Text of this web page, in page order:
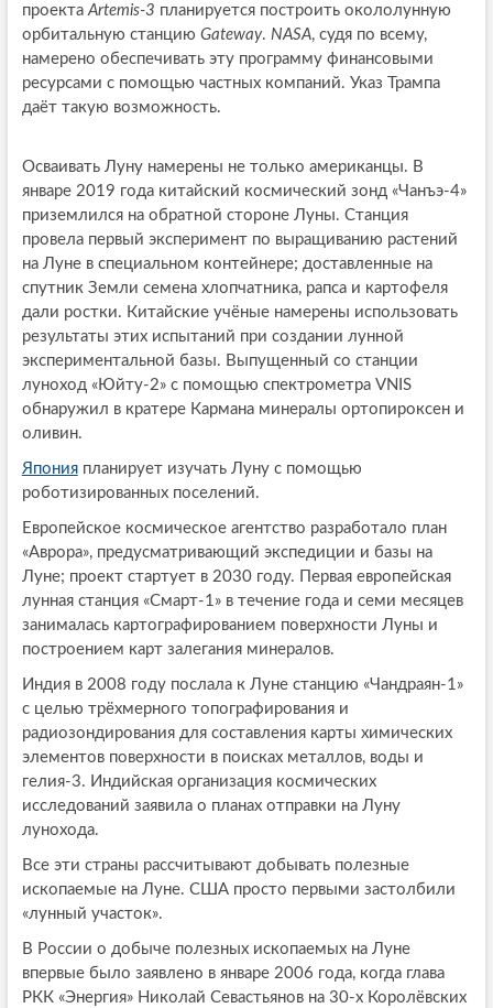
проектаArtemis-3 планируется построить окололунную
орбитальную станцию Gateway. NASA, судя по всему,
намерено обеспечивать эту программу финансовыми
ресурсами с помощью частных компаний. Указ Трампа
даёт такую возможность.
Осваивать Луну намерены не только американцы. В
январе 2019 года китайский космический зонд «Чанъэ-4»
приземлился на обратной стороне Луны. Станция
провела первый эксперимент по выращиванию растений
на Луне в специальном контейнере; доставленные на
спутник Земли семена хлопчатника, рапса и картофеля
дали ростки. Китайские учёные намерены использовать
результаты этих испытаний при создании лунной
экспериментальной базы. Выпущенный со станции
луноход «Юйту-2» с помощью спектрометра VNIS
обнаружил в кратере Кармана минералы ортопироксен и
оливин.
Японияпланирует изучать Луну с помощью
роботизированных поселений.
Европейское космическое агентство разработало план
«Аврора», предусматривающий экспедиции и базы на
Луне; проект стартует в 2030 году. Первая европейская
лунная станция «Смарт-1» в течение года и семи месяцев
занималась картографированием поверхности Луны и
построением карт залегания минералов.
Индия в 2008 году послала к Луне станцию «Чандраян-1»
с целью трёхмерного топографирования и
радиозондирования для составления карты химических
элементов поверхности в поисках металлов, воды и
гелия-3. Индийская организация космических
исследований заявила о планах отправки на Луну
лунохода.
Все эти страны рассчитывают добывать полезные
ископаемые на Луне. США просто первыми застолбили
«лунный участок».
В России о добыче полезных ископаемых на Луне
впервые было заявлено в январе 2006 года, когда глава
РКК «Энергия» Николай Севастьянов на 30-х Королёвских